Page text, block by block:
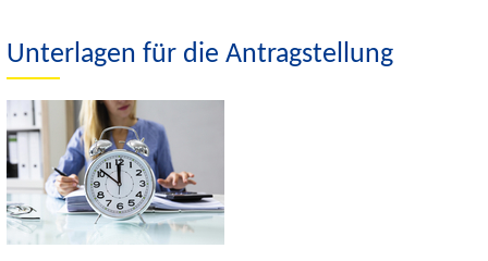
Unterlagen für die Antragstellung